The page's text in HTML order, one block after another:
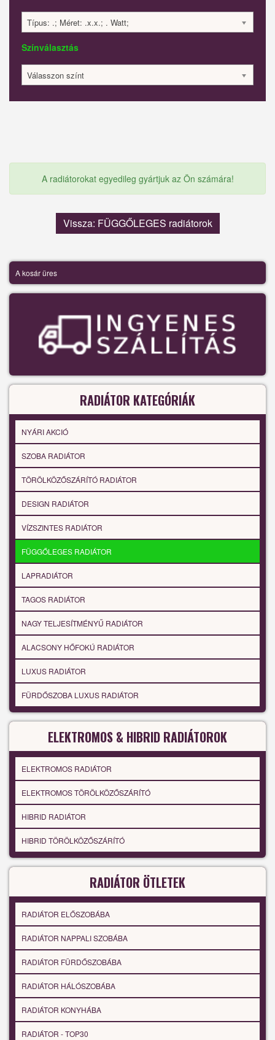
Típus: .; Méret: .x.x.; . Watt;
Színválasztás
Válasszon színt
A radiátorokat egyedileg gyártjuk az Ön számára!
Vissza: FÜGGŐLEGES radiátorok
A kosár üres
RADIÁTOR KATEGÓRIÁK
NYÁRI AKCIÓ
SZOBA RADIÁTOR
TÖRÖLKÖZŐSZÁRÍTÓ RADIÁTOR
DESIGN RADIÁTOR
VÍZSZINTES RADIÁTOR
FÜGGŐLEGES RADIÁTOR
LAPRADIÁTOR
TAGOS RADIÁTOR
NAGY TELJESÍTMÉNYŰ RADIÁTOR
ALACSONY HŐFOKÚ RADIÁTOR
LUXUS RADIÁTOR
FÜRDŐSZOBA LUXUS RADIÁTOR
ELEKTROMOS & HIBRID RADIÁTOROK
ELEKTROMOS RADIÁTOR
ELEKTROMOS TÖRÖLKÖZŐSZÁRÍTÓ
HIBRID RADIÁTOR
HIBRID TÖRÖLKÖZŐSZÁRÍTÓ
RADIÁTOR ÖTLETEK
RADIÁTOR ELŐSZOBÁBA
RADIÁTOR NAPPALI SZOBÁBA
RADIÁTOR FÜRDŐSZOBÁBA
RADIÁTOR HÁLÓSZOBÁBA
RADIÁTOR KONYHÁBA
RADIÁTOR - TOP30